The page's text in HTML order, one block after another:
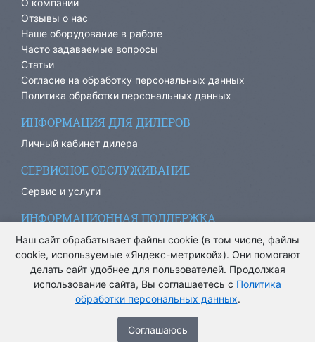
О компании
Отзывы о нас
Наше оборудование в работе
Часто задаваемые вопросы
Статьи
Согласие на обработку персональных данных
Политика обработки персональных данных
ИНФОРМАЦИЯ ДЛЯ ДИЛЕРОВ
Личный кабинет дилера
СЕРВИСНОЕ ОБСЛУЖИВАНИЕ
Сервис и услуги
ИНФОРМАЦИОННАЯ ПОДДЕРЖКА
info@ariacom.ru
® Все права защищены. 2013-2026. Информация на сайте
носит информационный характер и не является публичной
Наш сайт обрабатывает файлы cookie (в том числе, файлы
cookie, используемые «Яндекс-метрикой»). Они помогают
делать сайт удобнее для пользователей. Продолжая
использование сайта, Вы соглашаетесь с Политика
обработки персональных данных.
Cоглашаюсь